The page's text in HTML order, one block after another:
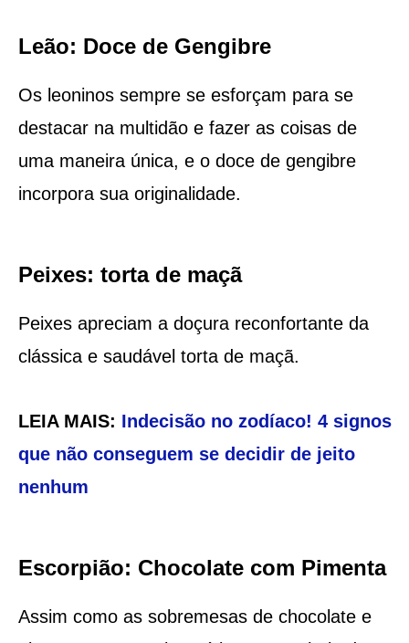
Leão: Doce de Gengibre
Os leoninos sempre se esforçam para se
destacar na multidão e fazer as coisas de
uma maneira única, e o doce de gengibre
incorpora sua originalidade.
Peixes: torta de maçã
Peixes apreciam a doçura reconfortante da
clássica e saudável torta de maçã.
LEIA MAIS: Indecisão no zodíaco! 4 signos
que não conseguem se decidir de jeito
nenhum
Escorpião: Chocolate com Pimenta
Assim como as sobremesas de chocolate e